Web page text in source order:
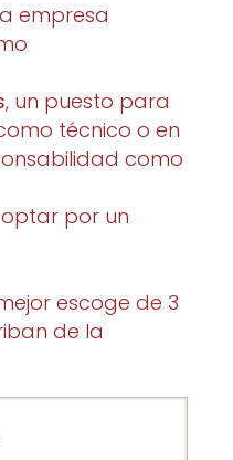
empresa
, un puesto para
técnico o en
como
por un
escoge de 3
de la